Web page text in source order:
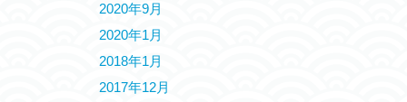
2020年9月
2020年1月
2018年1月
2017年12月